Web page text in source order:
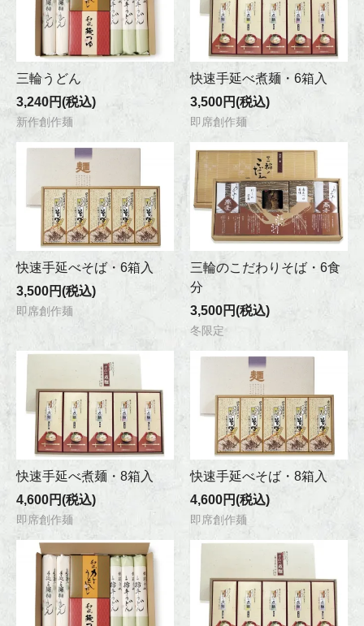
三輪うどん
3,240円(税込)
新作創作麺
快速手延べ煮麺・6箱入
3,500円(税込)
即席創作麺
快速手延べそば・6箱入
3,500円(税込)
即席創作麺
三輪のこだわりそば・6食
分
3,500円(税込)
冬限定
快速手延べ煮麺・8箱入
4,600円(税込)
即席創作麺
快速手延べそば・8箱入
4,600円(税込)
即席創作麺